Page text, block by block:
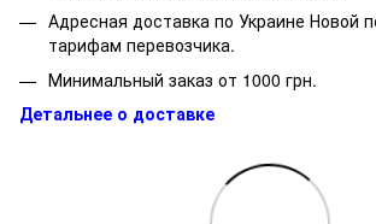
Адресная доставка по Украине Новой
тарифам перевозчика.
Минимальный заказ от 1000 грн.
Детальнее о доставке